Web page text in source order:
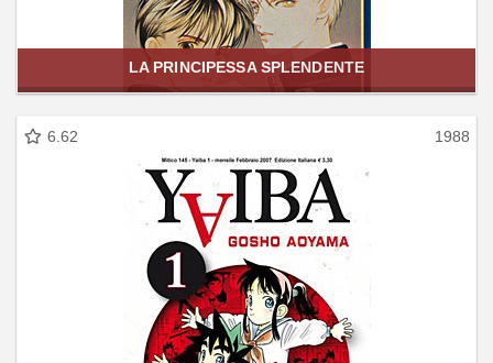
LA PRINCIPESSA SPLENDENTE
6.62 1988